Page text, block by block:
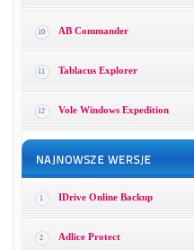
10 AB Commander
11 Tablacus Explorer
12 Vole Windows Expedition
1 IDrive Online Backup
2 Adlice Protect